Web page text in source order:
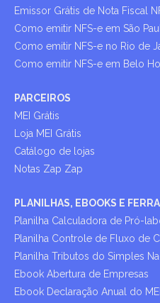
Emissor Grátis de Nota Fiscal
Como emitir NFS-e em São
Como emitir NFS-e no Rio de
Como emitir NFS-e em Belo
PARCEIROS
MEI Grátis
Loja MEI Grátis
Catálogo de lojas
Notas Zap Zap
PLANILHAS, EBOOKS E
Planilha Calculadora de Pró-
Planilha Controle de Fluxo de
Planilha Tributos do Simples
Ebook Abertura de Empresas
Ebook Declaração Anual do MEI